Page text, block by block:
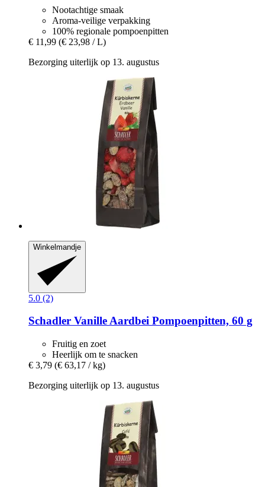
Nootachtige smaak
Aroma-veilige verpakking
100% regionale pompoenpitten
€ 11,99 (€ 23,98 / L)
Bezorging uiterlijk op 13. augustus
Winkelmandje
5.0 (2)
Schadler Vanille Aardbei Pompoenpitten, 60 g
Fruitig en zoet
Heerlijk om te snacken
€ 3,79 (€ 63,17 / kg)
Bezorging uiterlijk op 13. augustus